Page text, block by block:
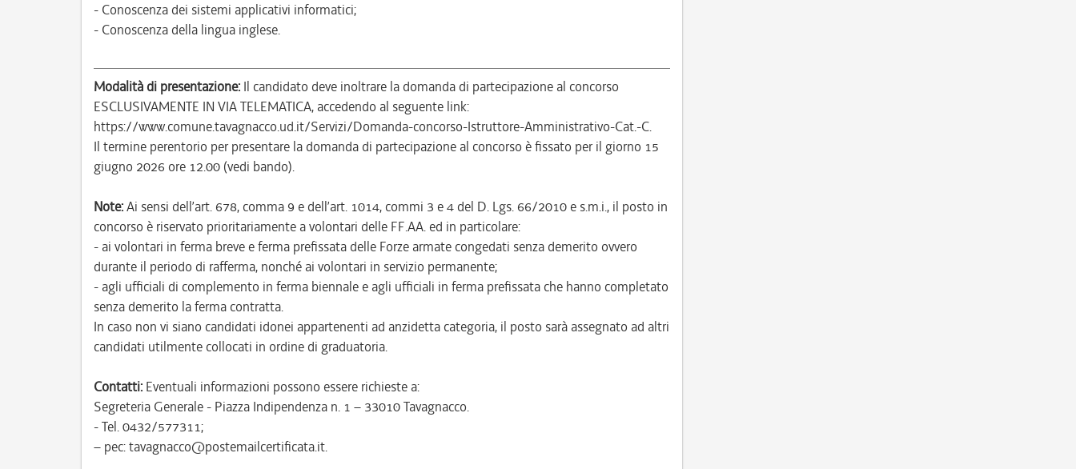
- Conoscenza dei sistemi applicativi informatici;
- Conoscenza della lingua inglese.
Modalità di presentazione: Il candidato deve inoltrare la domanda di partecipazione al concorso
ESCLUSIVAMENTE IN VIA TELEMATICA, accedendo al seguente link:
https://www.comune.tavagnacco.ud.it/Servizi/Domanda-concorso-Istruttore-Amministrativo-Cat.-C.
Il termine perentorio per presentare la domanda di partecipazione al concorso è fissato per il giorno 15
giugno 2026 ore 12.00 (vedi bando).
Note:Ai sensi dell’art. 678, comma 9 e dell’art. 1014, commi 3 e 4 del D. Lgs. 66/2010 e s.m.i., il posto in
concorso è riservato prioritariamente a volontari delle FF.AA. ed in particolare:
- ai volontari in ferma breve e ferma prefissata delle Forze armate congedati senza demerito ovvero
durante il periodo di rafferma, nonché ai volontari in servizio permanente;
- agli ufficiali di complemento in ferma biennale e agli ufficiali in ferma prefissata che hanno completato
senza demerito la ferma contratta.
In caso non vi siano candidati idonei appartenenti ad anzidetta categoria, il posto sarà assegnato ad altri
candidati utilmente collocati in ordine di graduatoria.
Contatti: Eventuali informazioni possono essere richieste a:
Segreteria Generale - Piazza Indipendenza n. 1 – 33010 Tavagnacco.
- Tel. 0432/577311;
– pec: tavagnacco@postemailcertificata.it.